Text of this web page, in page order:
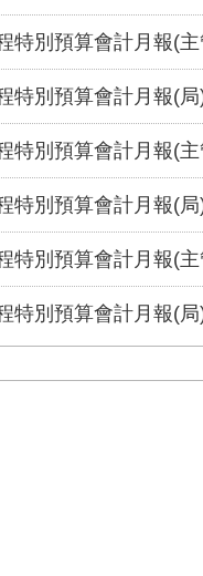
特別預算會計月報(主
特別預算會計月報(局
特別預算會計月報(主
特別預算會計月報(局
特別預算會計月報(主
特別預算會計月報(局